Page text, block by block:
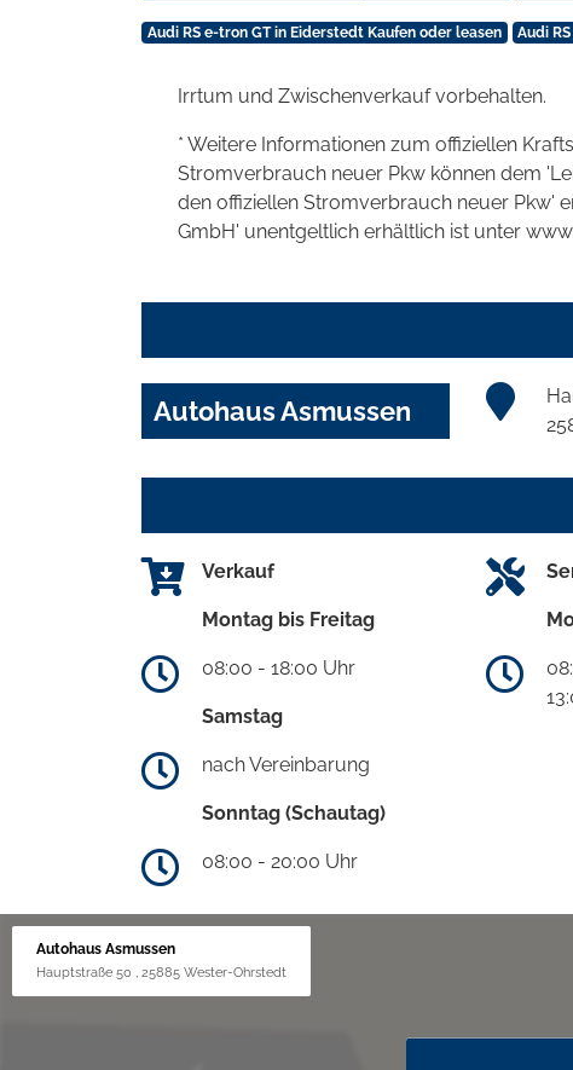
Audi RS e-tron GT in Eiderstedt Kaufen oder leasen Audi
Irrtum und Zwischenverkauf vorbehalten.
* Weitere Informationen zum offiziellen
Stromverbrauch neuer Pkw können dem
den offiziellen Stromverbrauch neuer Pkw'
GmbH' unentgeltlich erhältlich ist unter
Autohaus Asmussen
Verkauf
Montag bis Freitag
08:00 - 18:00 Uhr
Samstag
nach Vereinbarung
Sonntag (Schautag)
08:00 - 20:00 Uhr
Autohaus Asmussen
Hauptstraße 50 , 25885 Wester-Ohrstedt